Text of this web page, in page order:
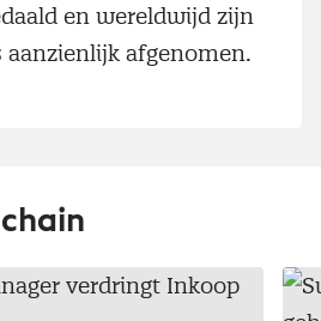
en wereldwijd zijn
afgenomen.